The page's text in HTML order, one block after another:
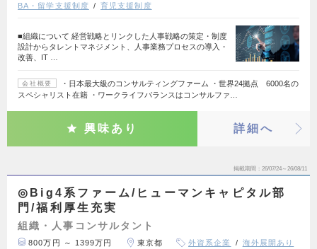
BA・留学支援制度
育児支援制度
■組織について 経営戦略とリンクした人事戦略の策定・制度
設計からタレントマネジメント、人事業務プロセスの導入・
改善、IT …
会社概要
・日本最大級のコンサルティングファーム ・世界24拠点 6000名の
スペシャリスト在籍 ・ワークライフバランスはコンサルファ…
興味あり 詳細へ
掲載期間 26/07/24～26/08/11
◎Big4系ファーム/ヒューマンキャピタル部
門/福利厚生充実
組織・人事コンサルタント
800万円 ～ 1399万円 東京都 外資系企業
海外展開あり